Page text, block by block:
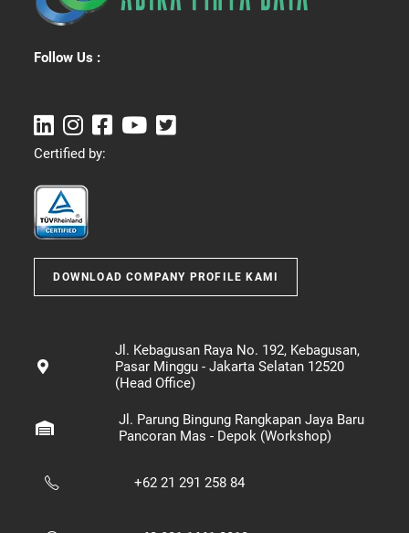
Follow Us :
Certified by:
DOWNLOAD COMPANY PROFILE KAMI
Jl. Kebagusan Raya No. 192, Kebagusan,
Pasar Minggu - Jakarta Selatan 12520
(Head Office)
Jl. Parung Bingung Rangkapan Jaya Baru
Pancoran Mas - Depok (Workshop)
+62 21 291 258 84